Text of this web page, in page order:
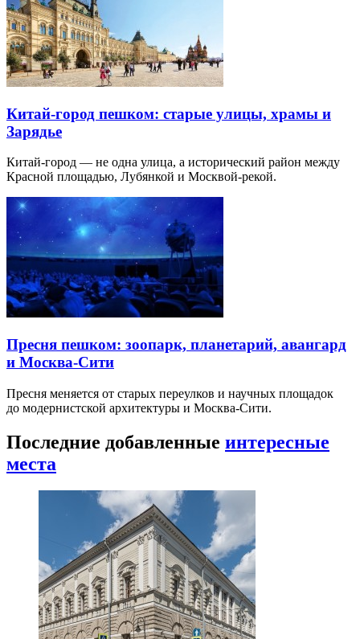
Китай-город пешком: старые улицы, храмы и
Зарядье
Китай-город — не одна улица, а исторический район между
Красной площадью, Лубянкой и Москвой-рекой.
Пресня пешком: зоопарк, планетарий, авангард
и Москва-Сити
Пресня меняется от старых переулков и научных площадок
до модернистской архитектуры и Москва-Сити.
Последние добавленные интересные
места